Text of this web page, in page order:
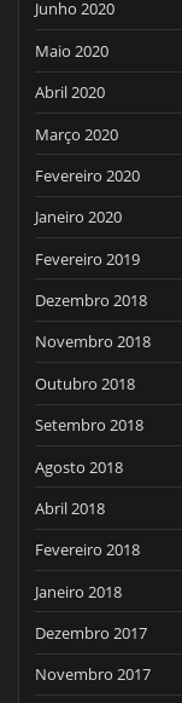
Junho 2020
Maio 2020
Abril 2020
Março 2020
Fevereiro 2020
Janeiro 2020
Fevereiro 2019
Dezembro 2018
Novembro 2018
Outubro 2018
Setembro 2018
Agosto 2018
Abril 2018
Fevereiro 2018
Janeiro 2018
Dezembro 2017
Novembro 2017